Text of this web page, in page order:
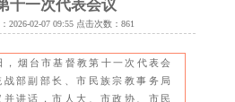
十一次代表会议
2026-02-07 09:55 点击次数： 861
烟台市基督教第十一次代表会
部副部长、市民族宗教事务局
并讲话，市人大、市政协、市民